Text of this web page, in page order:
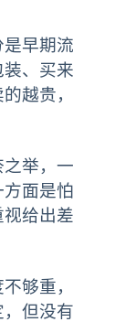
早期流
、买来
越贵，
举，一
面是怕
给出差
够重，
但没有